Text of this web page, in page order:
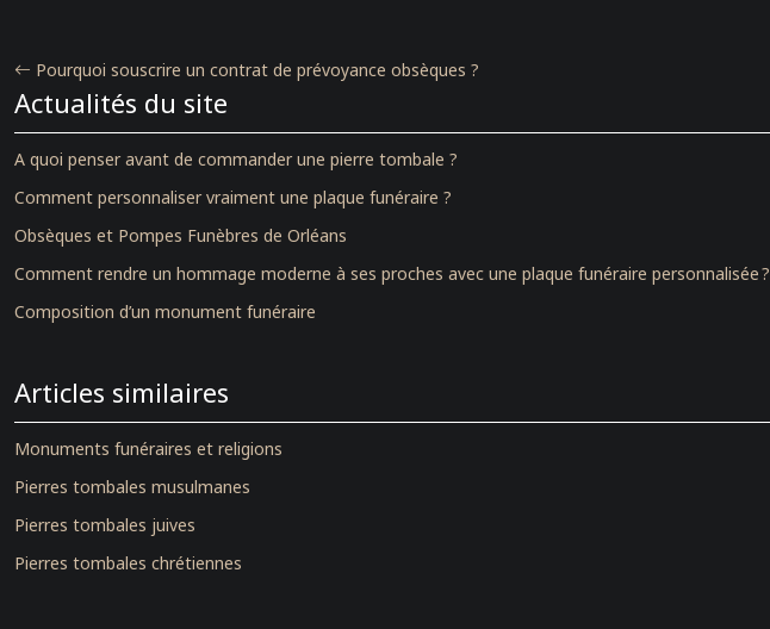
Pourquoi souscrire un contrat de prévoyance obsèques ?
Actualités du site
A quoi penser avant de commander une pierre tombale ?
Comment personnaliser vraiment une plaque funéraire ?
Obsèques et Pompes Funèbres de Orléans
Comment rendre un hommage moderne à ses proches avec une plaque funéraire personnalisée ?
Composition d’un monument funéraire
Articles similaires
Monuments funéraires et religions
Pierres tombales musulmanes
Pierres tombales juives
Pierres tombales chrétiennes